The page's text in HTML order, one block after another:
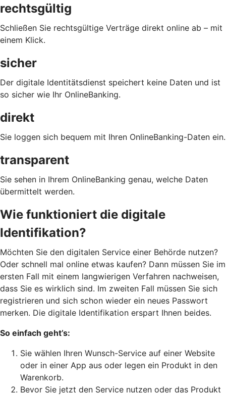
rechtsgültig
Schließen Sie rechtsgültige Verträge direkt online ab – mit
einem Klick.
sicher
Der digitale Identitätsdienst speichert keine Daten und ist
so sicher wie Ihr OnlineBanking.
direkt
Sie loggen sich bequem mit Ihren OnlineBanking-Daten ein.
transparent
Sie sehen in Ihrem OnlineBanking genau, welche Daten
übermittelt werden.
Wie funktioniert die digitale
Identifikation?
Möchten Sie den digitalen Service einer Behörde nutzen?
Oder schnell mal online etwas kaufen? Dann müssen Sie im
ersten Fall mit einem langwierigen Verfahren nachweisen,
dass Sie es wirklich sind. Im zweiten Fall müssen Sie sich
registrieren und sich schon wieder ein neues Passwort
merken. Die digitale Identifikation erspart Ihnen beides.
So einfach geht’s:
Sie wählen Ihren Wunsch-Service auf einer Website
oder in einer App aus oder legen ein Produkt in den
Warenkorb.
Bevor Sie jetzt den Service nutzen oder das Produkt